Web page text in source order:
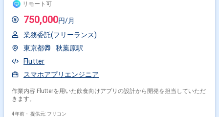
リモート可
750,000円/月
業務委託(フリーランス)
東京都
秋葉原駅
Flutter
スマホアプリエンジニア
作業内容 Flutterを用いた飲食向けアプリの設計から開発を担当していただ
きます。
4年前・ 提供元: フリコン